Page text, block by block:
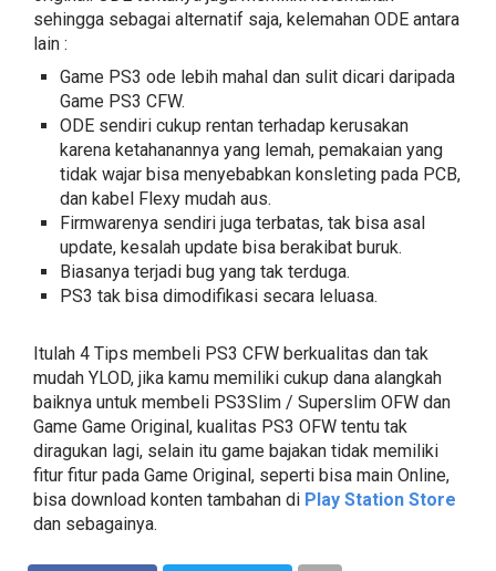
sehingga sebagai alternatif saja, kelemahan ODE antara
lain :
Game PS3 ode lebih mahal dan sulit dicari daripada
Game PS3 CFW.
ODE sendiri cukup rentan terhadap kerusakan
karena ketahanannya yang lemah, pemakaian yang
tidak wajar bisa menyebabkan konsleting pada PCB,
dan kabel Flexy mudah aus.
Firmwarenya sendiri juga terbatas, tak bisa asal
update, kesalah update bisa berakibat buruk.
Biasanya terjadi bug yang tak terduga.
PS3 tak bisa dimodifikasi secara leluasa.
Itulah 4 Tips membeli PS3 CFW berkualitas dan tak
mudah YLOD, jika kamu memiliki cukup dana alangkah
baiknya untuk membeli PS3Slim / Superslim OFW dan
Game Game Original, kualitas PS3 OFW tentu tak
diragukan lagi, selain itu game bajakan tidak memiliki
fitur fitur pada Game Original, seperti bisa main Online,
bisa download konten tambahan di Play Station Store
dan sebagainya.